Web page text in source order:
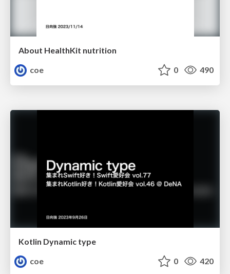
About HealthKit nutrition
coe
0 490
Kotlin Dynamic type
coe
0 420